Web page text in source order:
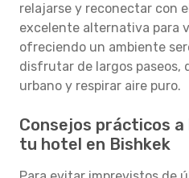
relajarse y reconectar con
excelente alternativa para
ofreciendo un ambiente
disfrutar de largos paseos,
urbano y respirar aire puro.
Consejos prácticos
tu hotel en Bishkek